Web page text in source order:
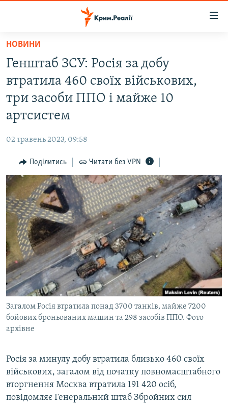
Перейти
основного
матеріалу
Перейти
до
основної
Перейти
пошуку
ВІДЕО ТА ФОТО
ПОГЛЯД
ІНТЕРВ'Ю
ВСЕ ЗА ДЕНЬ
СПЕЦПРОЕКТИ
ДЕПОРТАЦІЯ
ВІДЕОУРОКИ «ELIFBE»
СВІДЧЕННЯ ОКУПАЦІЇ
УКРАЇНСЬКА ПРОБЛЕМА КРИМУ
ІНФОГРАФІКА
ЯК ОБІЙТИ БЛОКУВАННЯ
Русский
Qırımtatar
ДОЛУЧАЙСЯ!
НОВИНИ
Генштаб ЗСУ: Росія за добу
втратила 460 своїх військових,
три засоби ППО і майже 10
артсистем
02 травень 2023, 09:58
Поділитись Читати без VPN
Загалом Росія втратила понад 3700 танків, майже 7200
бойових броньованих машин та 298 засобів ППО. Фото
архівне
Росія за минулу добу втратила близько 460 своїх
військових, загалом від початку повномасштабного
вторгнення Москва втратила 191 420 осіб,
повідомляє Генеральний штаб Збройних сил